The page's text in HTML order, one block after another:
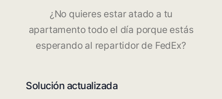
¿No quieres estar atado a tu
apartamento todo el día porque estás
esperando al repartidor de FedEx?
Solución actualizada